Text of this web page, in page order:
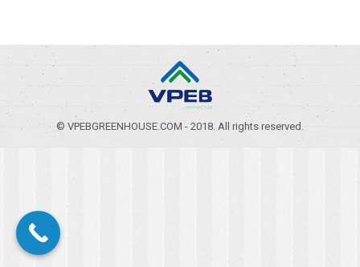
© VPEBGREENHOUSE.COM - 2018. All rights reserved.